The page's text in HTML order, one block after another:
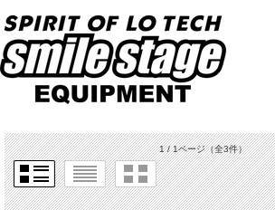
1 / 1ページ（全3件）